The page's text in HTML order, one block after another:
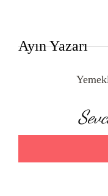
Ayın Yazarı